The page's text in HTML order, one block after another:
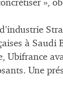
»,
à Saudi
Ubifrance
Une